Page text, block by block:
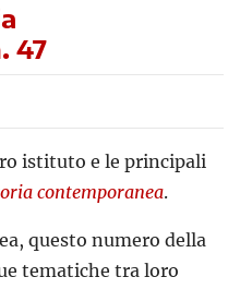
47
istituto e le principali
contemporanea.
questo numero della
tematiche tra loro